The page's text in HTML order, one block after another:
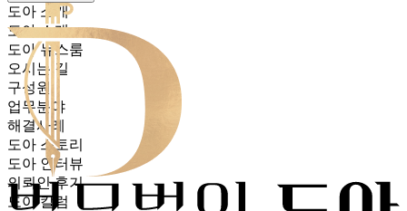
도아 소개
도아 소개
도아 뉴스룸
오시는 길
구성원
업무분야
해결사례
도아 스토리
도아 인터뷰
의뢰인 후기
도아 칼럼